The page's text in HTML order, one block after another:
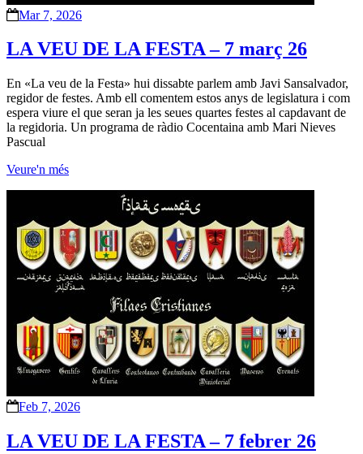
Mar 7, 2026
LA VEU DE LA FESTA – 7 març 26
En «La veu de la Festa» hui dissabte parlem amb Javi Sansalvador,
regidor de festes. Amb ell comentem estos anys de legislatura i com
espera viure el que seran ja les seues quartes festes al capdavant de
la regidoria. Un programa de ràdio Cocentaina amb Mari Nieves
Pascual
Veure'n més
Feb 7, 2026
LA VEU DE LA FESTA – 7 febrer 26